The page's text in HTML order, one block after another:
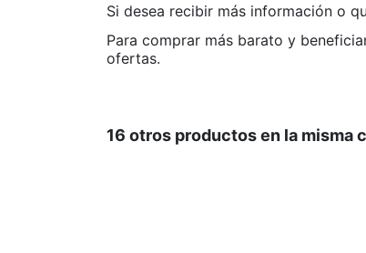
Si desea recibir más información o
Para comprar más barato y
ofertas.
16 otros productos en la misma